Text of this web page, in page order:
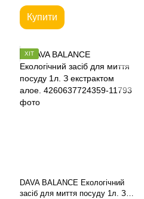
Купити
ХІТ
DAVA BALANCE Екологічний
засіб для миття посуду 1л. З